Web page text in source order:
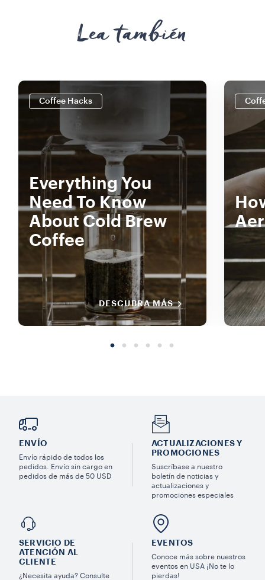
Lea también
Coffee Hacks
Everything You
Need To Know
About Cold Brew
Coffee
DESCUBRA MÁS
ENVÍO
Envío rápido de todos los
pedidos. Envío sin cargo en
pedidos de más de 50 USD
ACTUALIZACIONES Y
PROMOCIONES
Suscríbase a nuestro
boletín de noticias y
actualizaciones y
promociones especiales
SERVICIO DE
ATENCIÓN AL
CLIENTE
¿Necesita ayuda? Consulte
EVENTOS
Conoce más sobre nuestros
eventos en USA ¡No te lo
pierdas!